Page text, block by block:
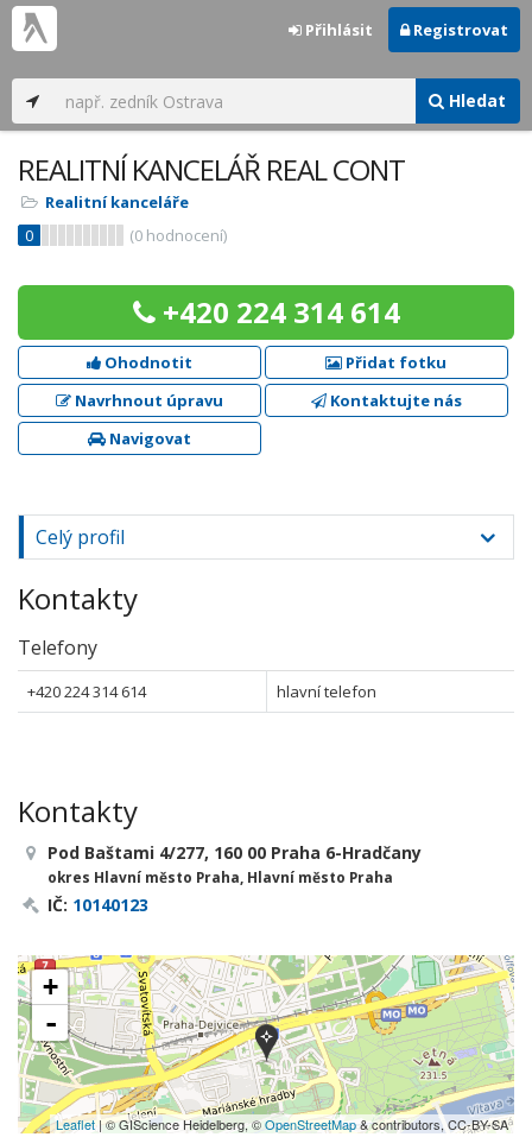
Hledat
Přihlásit Registrovat
REALITNÍ KANCELÁŘ REAL CONT
Realitní kanceláře
0
(0 hodnocení)
+420 224 314 614
Ohodnotit
Přidat fotku
Navrhnout úpravu
Kontaktujte nás
Navigovat
Celý profil
Kontakty
Telefony
+420 224 314 614 hlavní telefon
Kontakty
Pod Baštami 4/277, 160 00 Praha 6-Hradčany
okres Hlavní město Praha, Hlavní město Praha
IČ: 10140123
+
-
Leaflet| © GIScience Heidelberg, ©OpenStreetMap& contributors, CC-BY-SA